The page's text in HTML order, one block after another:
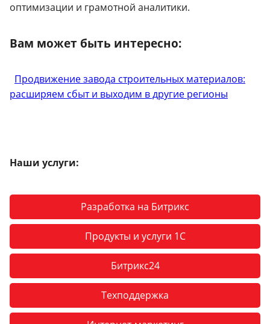
оптимизации и грамотной аналитики.
Вам может быть интересно:
Продвижение завода строительных материалов:
расширяем сбыт и выходим в другие регионы
Наши услуги:
Разработка на Битрикс
Продукты и услуги 1С
Битрикс24
Техподдержка